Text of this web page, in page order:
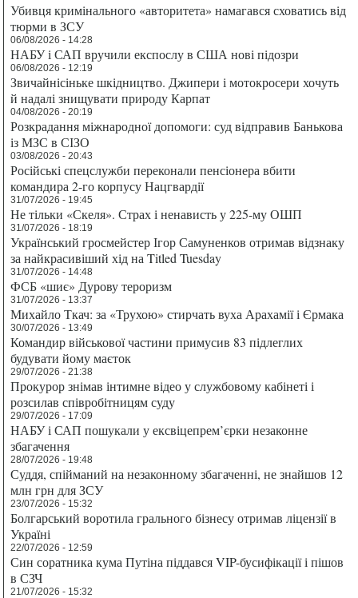
Убивця кримінального «авторитета» намагався сховатись від
тюрми в ЗСУ
06/08/2026 - 14:28
НАБУ і САП вручили експослу в США нові підозри
06/08/2026 - 12:19
Звичайнісіньке шкідництво. Джипери і мотокросери хочуть
й надалі знищувати природу Карпат
04/08/2026 - 20:19
Розкрадання міжнародної допомоги: суд відправив Банькова
із МЗС в СІЗО
03/08/2026 - 20:43
Російські спецслужби переконали пенсіонера вбити
командира 2-го корпусу Нацгвардії
31/07/2026 - 19:45
Не тільки «Скеля». Страх і ненависть у 225-му ОШП
31/07/2026 - 18:19
Український гросмейстер Ігор Самуненков отримав відзнаку
за найкрасивіший хід на Titled Tuesday
31/07/2026 - 14:48
ФСБ «шиє» Дурову тероризм
31/07/2026 - 13:37
Михайло Ткач: за «Трухою» стирчать вуха Арахамії і Єрмака
30/07/2026 - 13:49
Командир військової частини примусив 83 підлеглих
будувати йому маєток
29/07/2026 - 21:38
Прокурор знімав інтимне відео у службовому кабінеті і
розсилав співробітницям суду
29/07/2026 - 17:09
НАБУ і САП пошукали у ексвіцепрем’єрки незаконне
збагачення
28/07/2026 - 19:48
Суддя, спійманий на незаконному збагаченні, не знайшов 12
млн грн для ЗСУ
23/07/2026 - 15:32
Болгарський воротила грального бізнесу отримав ліцензії в
Україні
22/07/2026 - 12:59
Син соратника кума Путіна піддався VIP-бусифікації і пішов
в СЗЧ
21/07/2026 - 15:32